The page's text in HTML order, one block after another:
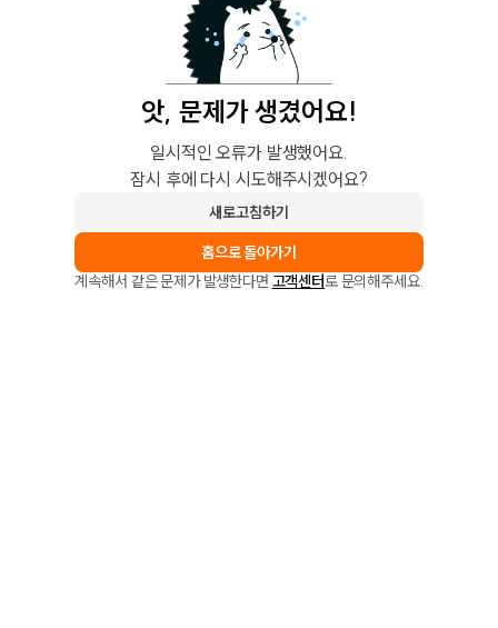
앗, 문제가 생겼어요!
일시적인 오류가 발생했어요.
잠시 후에 다시 시도해주시겠어요?
새로고침하기
홈으로 돌아가기
계속해서 같은 문제가 발생한다면 고객센터로 문의해주세요.